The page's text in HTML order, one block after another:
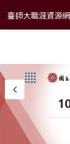
臺師大職涯資源